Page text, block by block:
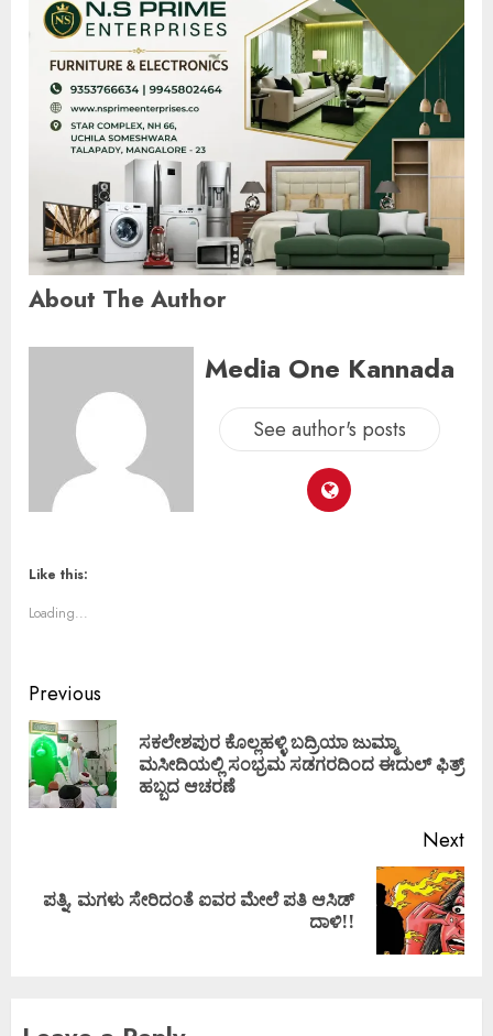
About The Author
Media One Kannada
See author's posts
Like this:
Loading...
Previous
ಸಕಲೇಶಪುರ ಕೊಲ್ಲಹಳ್ಳಿ ಬದ್ರಿಯಾ ಜುಮ್ಮಾ
ಮಸೀದಿಯಲ್ಲಿ ಸಂಭ್ರಮ ಸಡಗರದಿಂದ ಈದುಲ್ ಫಿತ್ರ್
ಹಬ್ಬದ ಆಚರಣೆ
Next
ಪತ್ನಿ, ಮಗಳು ಸೇರಿದಂತೆ ಐವರ ಮೇಲೆ ಪತಿ ಆಸಿಡ್
ದಾಳಿ!!